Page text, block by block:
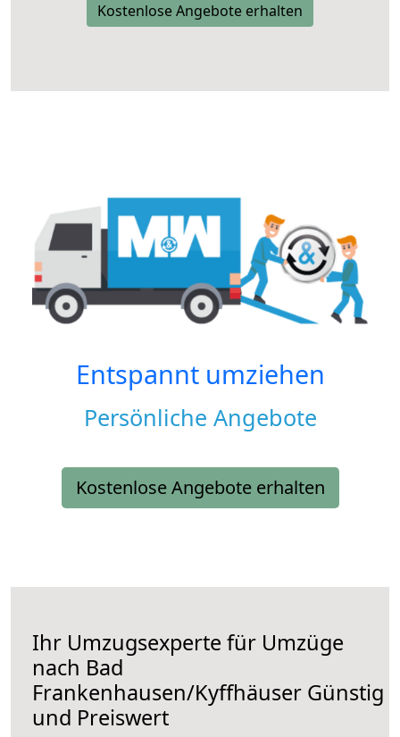
Kostenlose Angebote erhalten
Entspannt umziehen
Persönliche Angebote
Kostenlose Angebote erhalten
Ihr Umzugsexperte für Umzüge
nach Bad
Frankenhausen/Kyffhäuser Günstig
und Preiswert